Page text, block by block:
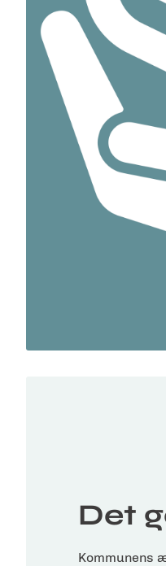
Det
Kommunens